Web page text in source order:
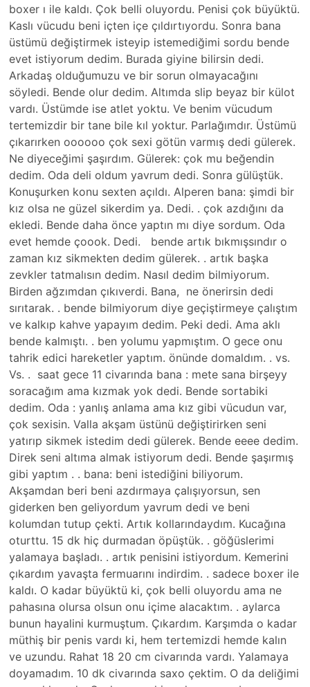
boxer ı ile kaldı. Çok belli oluyordu. Penisi çok büyüktü.
Kaslı vücudu beni içten içe çıldırtıyordu. Sonra bana
üstümü değiştirmek isteyip istemediğimi sordu bende
evet istiyorum dedim. Burada giyine bilirsin dedi.
Arkadaş olduğumuzu ve bir sorun olmayacağını
söyledi. Bende olur dedim. Altımda slip beyaz bir külot
vardı. Üstümde ise atlet yoktu. Ve benim vücudum
tertemizdir bir tane bile kıl yoktur. Parlağımdır. Üstümü
çıkarırken oooooo çok sexi götün varmış dedi gülerek.
Ne diyeceğimi şaşırdım. Gülerek: çok mu beğendin
dedim. Oda deli oldum yavrum dedi. Sonra gülüştük.
Konuşurken konu sexten açıldı. Alperen bana: şimdi bir
kız olsa ne güzel sikerdim ya. Dedi. . çok azdığını da
ekledi. Bende daha önce yaptın mı diye sordum. Oda
evet hemde çoook. Dedi. bende artık bıkmışsındır o
zaman kız sikmekten dedim gülerek. . artık başka
zevkler tatmalısın dedim. Nasıl dedim bilmiyorum.
Birden ağzımdan çıkıverdi. Bana, ne önerirsin dedi
sırıtarak. . bende bilmiyorum diye geçiştirmeye çalıştım
ve kalkıp kahve yapayım dedim. Peki dedi. Ama aklı
bende kalmıştı. . ben yolumu yapmıştım. O gece onu
tahrik edici hareketler yaptım. önünde domaldım. . vs.
Vs. . saat gece 11 civarında bana : mete sana birşeyy
soracağım ama kızmak yok dedi. Bende sortabiki
dedim. Oda : yanlış anlama ama kız gibi vücudun var,
çok sexisin. Valla akşam üstünü değiştirirken seni
yatırıp sikmek istedim dedi gülerek. Bende eeee dedim.
Direk seni altıma almak istiyorum dedi. Bende şaşırmış
gibi yaptım . . bana: beni istediğini biliyorum.
Akşamdan beri beni azdırmaya çalışıyorsun, sen
giderken ben geliyordum yavrum dedi ve beni
kolumdan tutup çekti. Artık kollarındaydım. Kucağına
oturttu. 15 dk hiç durmadan öpüştük. . göğüslerimi
yalamaya başladı. . artık penisini istiyordum. Kemerini
çıkardım yavaşta fermuarını indirdim. . sadece boxer ile
kaldı. O kadar büyüktü ki, çok belli oluyordu ama ne
pahasına olursa olsun onu içime alacaktım. . aylarca
bunun hayalini kurmuştum. Çıkardım. Karşımda o kadar
müthiş bir penis vardı ki, hem tertemizdi hemde kalın
ve uzundu. Rahat 18 20 cm civarında vardı. Yalamaya
doyamadım. 10 dk civarında saxo çektim. O da deliğimi